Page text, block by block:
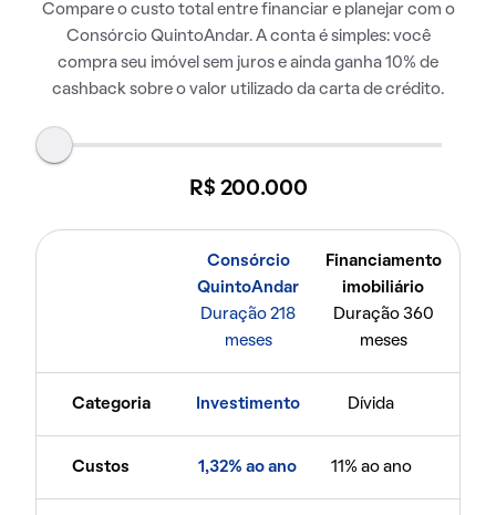
Compare o custo total entre financiar e planejar com o
Consórcio QuintoAndar. A conta é simples: você
compra seu imóvel sem juros e ainda ganha 10% de
cashback sobre o valor utilizado da carta de crédito.
R$ 200.000
Consórcio
QuintoAndar
Duração 218
meses
Financiamento
imobiliário
Duração 360
meses
Categoria Investimento Dívida
Custos 1,32% ao ano 11% ao ano